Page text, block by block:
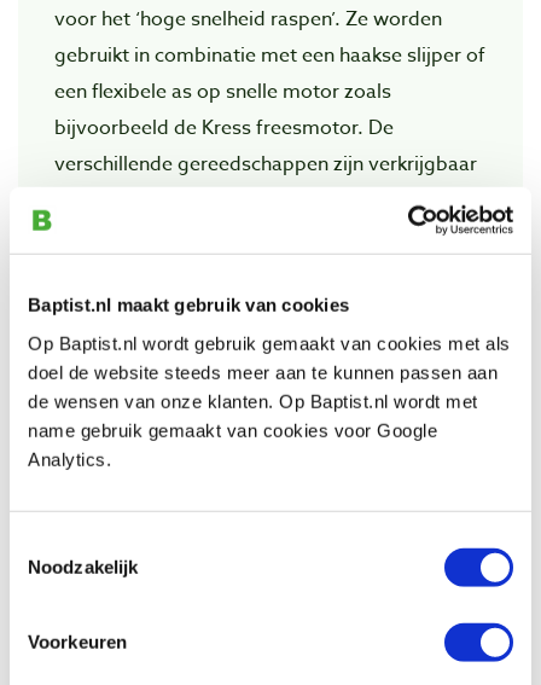
Baptist.nl maakt gebruik van cookies
Op Baptist.nl wordt gebruik gemaakt van cookies met als
doel de website steeds meer aan te kunnen passen aan
de wensen van onze klanten. Op Baptist.nl wordt met
name gebruik gemaakt van cookies voor Google
Analytics.
Noodzakelijk
Voorkeuren
voor het ‘hoge snelheid raspen’. Ze worden
gebruikt in combinatie met een haakse slijper of
een flexibele as op snelle motor zoals
bijvoorbeeld de Kress freesmotor. De
verschillende gereedschappen zijn verkrijgbaar
in uiteenlopende vormen en groottes zodat er
vrijwel altijd een bij is die past bij de beoogde
Dit is wel ongeveer het meest ideale
sculptuurgereedschap om, met in verhouding
weinig inspanning, grote vormen in hout te
maken waarbij u dichtbij een glad eindresultaat
uitkomt en met het juiste product, de juiste
raspvorm, heel gedetailleerd kunt werken.
Houdt er wel rekening mee dat u in korte tijd
veel rasp-afval produceert, dus dit is echt een
werk voor buiten of in een speciale werkruimte.